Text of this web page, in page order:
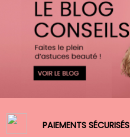
PAIEMENTS SÉCURISÉS